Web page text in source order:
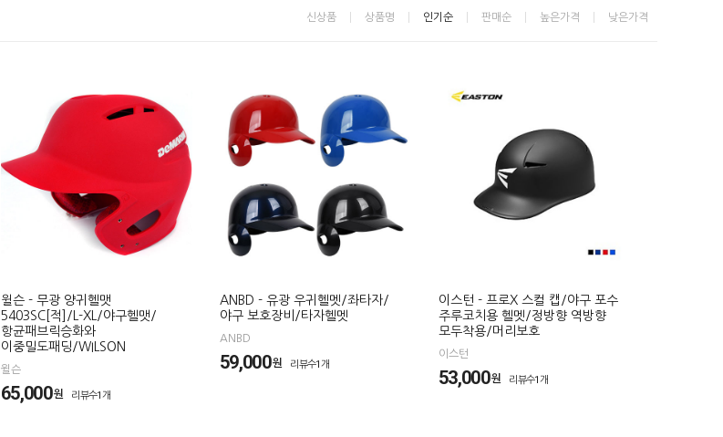
신상품 상품명 인기순 판매순 높은가격 낮은가격
윌슨 - 무광 양귀헬맷
5403SC[적]/L-XL/야구헬맷/
항균패브릭승화와
이중밀도패딩/WILSON
윌슨
65,000원 리뷰수1개
ANBD - 유광 우귀헬멧/좌타자/
야구 보호장비/타자헬멧
ANBD
59,000원 리뷰수1개
이스턴 - 프로X 스컬 캡/야구 포수
주루코치용 헬멧/정방향 역방향
모두착용/머리보호
이스턴
53,000원 리뷰수1개